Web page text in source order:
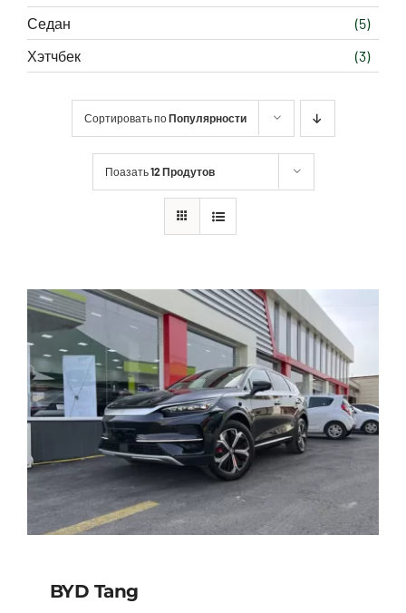
Седан
(5)
Хэтчбек
(3)
Сортировать поПопулярности
Поазать12 Продутов
BYD Tang